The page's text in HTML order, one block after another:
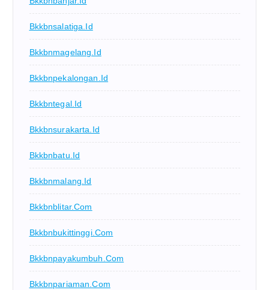
Bkkbnsalatiga.id
Bkkbnmagelang.id
Bkkbnpekalongan.id
Bkkbntegal.id
Bkkbnsurakarta.id
Bkkbnbatu.id
Bkkbnmalang.id
Bkkbnblitar.com
Bkkbnbukittinggi.com
Bkkbnpayakumbuh.com
Bkkbnpariaman.com